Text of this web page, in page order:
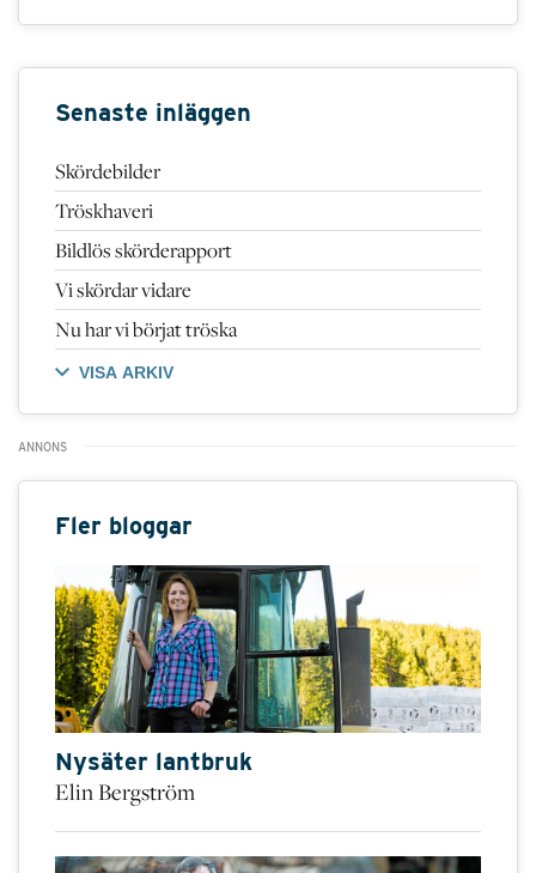
Senaste inläggen
Skördebilder
Tröskhaveri
Bildlös skörderapport
Vi skördar vidare
Nu har vi börjat tröska
VISA ARKIV
Fler bloggar
Nysäter lantbruk
Elin Bergström